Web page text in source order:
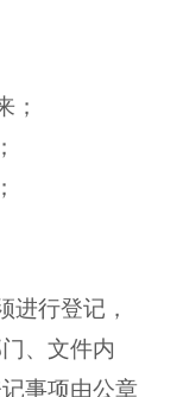
行登记，
、文件内
事项由公章